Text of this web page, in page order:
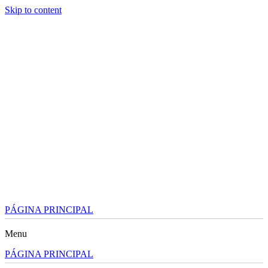
Skip to content
PÁGINA PRINCIPAL
Menu
PÁGINA PRINCIPAL